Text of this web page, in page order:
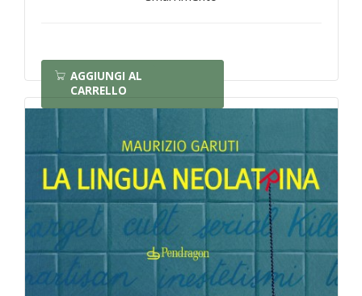
AGGIUNGI AL
CARRELLO